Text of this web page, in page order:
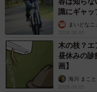
識にギャッ
まいどなニ
2026.08.05
木の枝？
昼休みの診
画】
海川 まこと
2026.08.05